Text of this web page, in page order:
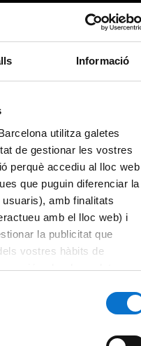
Informació
utilitza galetes
de gestionar les vostres
perquè accediu al lloc web
que puguin diferenciar la
amb finalitats
amb el lloc web) i
la publicitat que
vostres hàbits de
sobre les galetes